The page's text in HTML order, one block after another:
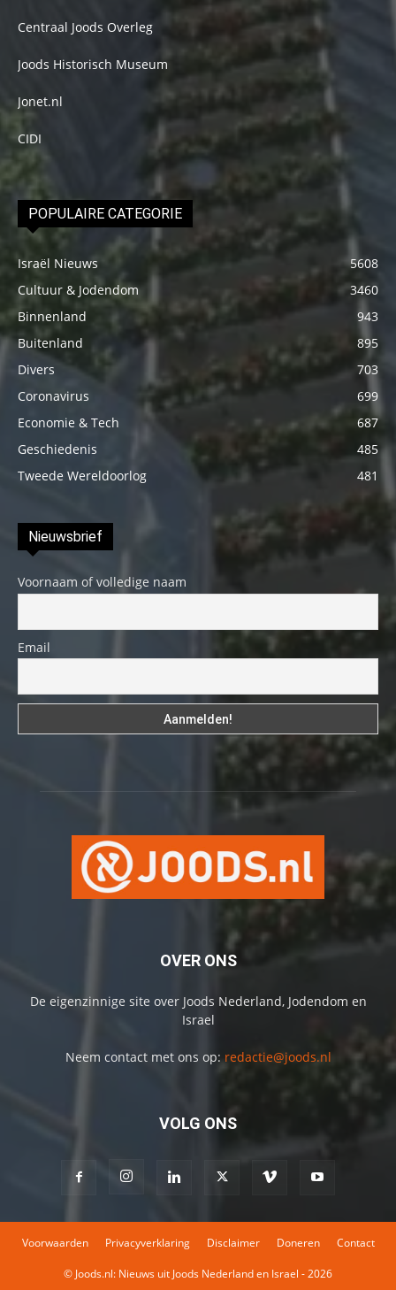
Centraal Joods Overleg
Joods Historisch Museum
Jonet.nl
CIDI
POPULAIRE CATEGORIE
Israël Nieuws
5608
Cultuur & Jodendom
3460
Binnenland
943
Buitenland
895
Divers
703
Coronavirus
699
Economie & Tech
687
Geschiedenis
485
Tweede Wereldoorlog
481
Nieuwsbrief
Voornaam of volledige naam
Email
OVER ONS
De eigenzinnige site over Joods Nederland, Jodendom en
Israel
Neem contact met ons op: redactie@joods.nl
VOLG ONS
Voorwaarden Privacyverklaring Disclaimer Doneren Contact
© Joods.nl: Nieuws uit Joods Nederland en Israel - 2026